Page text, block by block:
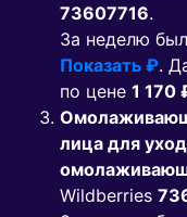
73607716.
За неделю
Показать ₽.
по цене 1 170
лица для
Wildberries